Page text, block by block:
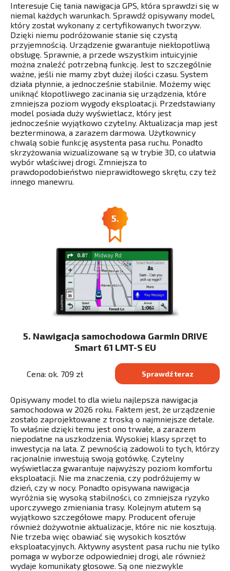
Interesuje Cię tania nawigacja GPS, która sprawdzi się w
niemal każdych warunkach. Sprawdź opisywany model,
który został wykonany z certyfikowanych tworzyw.
Dzięki niemu podróżowanie stanie się czystą
przyjemnością. Urządzenie gwarantuje niekłopotliwą
obsługę. Sprawnie, a przede wszystkim intuicyjnie
można znaleźć potrzebną funkcję. Jest to szczególnie
ważne, jeśli nie mamy zbyt dużej ilości czasu. System
działa płynnie, a jednocześnie stabilnie. Możemy więc
uniknąć kłopotliwego zacinania się urządzenia, które
zmniejsza poziom wygody eksploatacji. Przedstawiany
model posiada duży wyświetlacz, który jest
jednocześnie wyjątkowo czytelny. Aktualizacja map jest
bezterminowa, a zarazem darmowa. Użytkownicy
chwalą sobie funkcję asystenta pasa ruchu. Ponadto
skrzyżowania wizualizowane są w trybie 3D, co ułatwia
wybór właściwej drogi. Zmniejsza to
prawdopodobieństwo nieprawidłowego skrętu, czy też
innego manewru.
5.
5. Nawigacja samochodowa Garmin DRIVE
Smart 61 LMT-S EU
Cena: ok. 709 zł Sprawdź teraz
Opisywany model to dla wielu najlepsza nawigacja
samochodowa w 2026 roku. Faktem jest, że urządzenie
zostało zaprojektowane z troską o najmniejsze detale.
To właśnie dzięki temu jest ono trwałe, a zarazem
niepodatne na uszkodzenia. Wysokiej klasy sprzęt to
inwestycja na lata. Z pewnością zadowoli to tych, którzy
racjonalnie inwestują swoją gotówkę. Czytelny
wyświetlacza gwarantuje najwyższy poziom komfortu
eksploatacji. Nie ma znaczenia, czy podróżujemy w
dzień, czy w nocy. Ponadto opisywana nawigacja
wyróżnia się wysoką stabilności, co zmniejsza ryzyko
uporczywego zmieniania trasy. Kolejnym atutem są
wyjątkowo szczegółowe mapy. Producent oferuje
również dożywotnie aktualizacje, które nic nie kosztują.
Nie trzeba więc obawiać się wysokich kosztów
eksploatacyjnych. Aktywny asystent pasa ruchu nie tylko
pomaga w wyborze odpowiedniej drogi, ale również
wydaje komunikaty głosowe. Są one niezwykle